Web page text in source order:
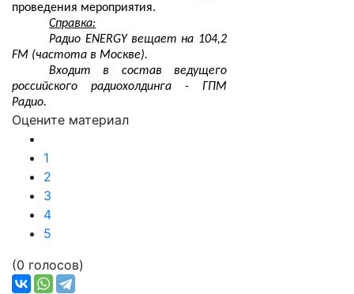
проведения мероприятия.
Справка:
Радио ENERGY вещает на 104,2
FM (частота в Москве).
Входит в состав ведущего
российского радиохолдинга - ГПМ
Радио.
Оцените материал
1
2
3
4
5
(0 голосов)